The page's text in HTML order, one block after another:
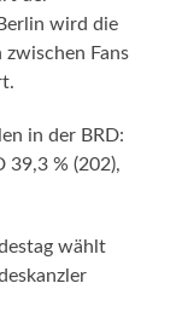
wird die
Fans
in der BRD:
39,3 % (202),
wählt